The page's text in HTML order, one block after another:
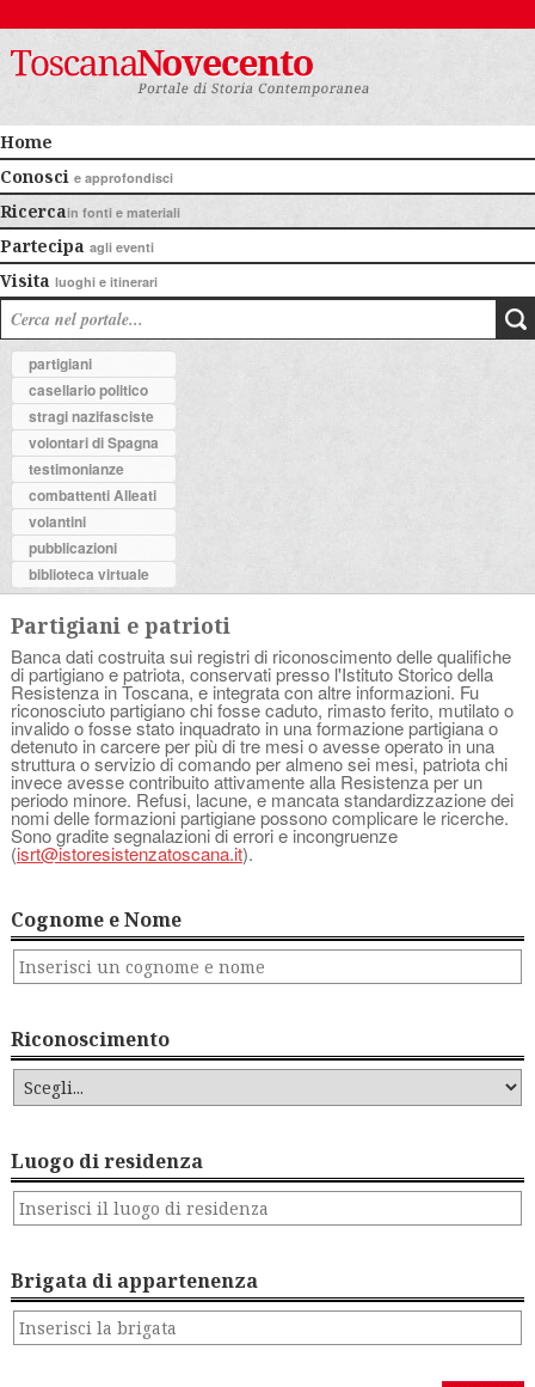
Home
Conosci e approfondisci
Ricercain fonti e materiali
Partecipa agli eventi
Visita luoghi e itinerari
partigiani
casellario politico
stragi nazifasciste
volontari di Spagna
testimonianze
combattenti Alleati
volantini
pubblicazioni
biblioteca virtuale
Partigiani e patrioti
Banca dati costruita sui registri di riconoscimento delle qualifiche
di partigiano e patriota, conservati presso l'Istituto Storico della
Resistenza in Toscana, e integrata con altre informazioni. Fu
riconosciuto partigiano chi fosse caduto, rimasto ferito, mutilato o
invalido o fosse stato inquadrato in una formazione partigiana o
detenuto in carcere per più di tre mesi o avesse operato in una
struttura o servizio di comando per almeno sei mesi, patriota chi
invece avesse contribuito attivamente alla Resistenza per un
periodo minore. Refusi, lacune, e mancata standardizzazione dei
nomi delle formazioni partigiane possono complicare le ricerche.
Sono gradite segnalazioni di errori e incongruenze
(isrt@istoresistenzatoscana.it).
Cognome e Nome
Riconoscimento
Luogo di residenza
Brigata di appartenenza